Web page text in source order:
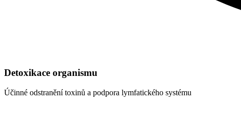
Detoxikace organismu
Účinné odstranění toxinů a podpora lymfatického systému